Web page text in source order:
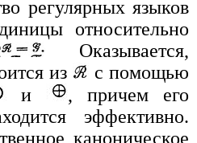
регулярных языков
относительно
Оказывается,
из
с помощью
и
, причем его
эффективно.
каноническое